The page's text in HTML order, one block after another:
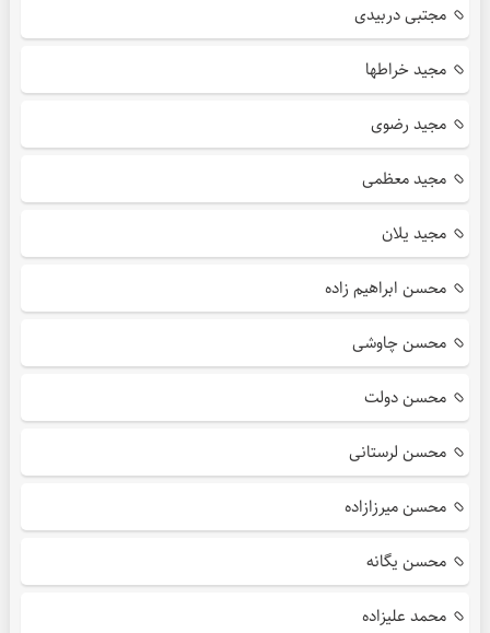
مجتبی دربیدی
مجید خراطها
مجید رضوی
مجید معظمی
مجید یلان
محسن ابراهیم زاده
محسن چاوشی
محسن دولت
محسن لرستانی
محسن میرزازاده
محسن یگانه
محمد علیزاده